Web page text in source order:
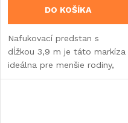
DO KOŠÍKA
Nafukovací predstan s
dĺžkou 3,9 m je táto markíza
ideálna pre menšie rodiny,
ktoré potrebujú viac